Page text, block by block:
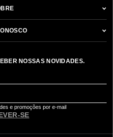
NOSSAS NOVIDADES.
SE
e promoções por e-mail